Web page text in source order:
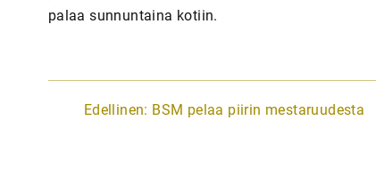
palaa sunnuntaina kotiin.
A
Edellinen: BSM pelaa piirin mestaruudesta